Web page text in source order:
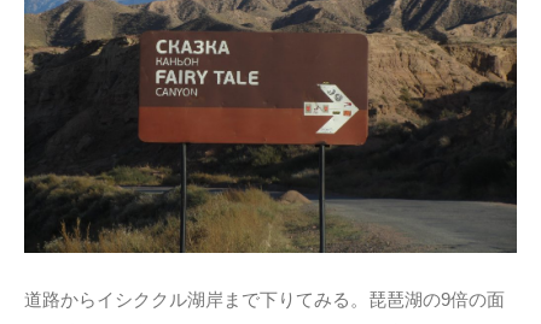
道路からイシククル湖岸まで下りてみる。琵琶湖の9倍の面